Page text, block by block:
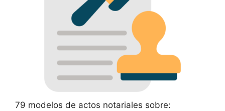
79 modelos de actos notariales sobre: